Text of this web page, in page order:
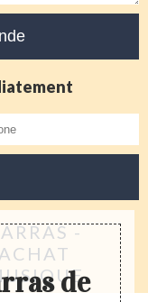
-
de